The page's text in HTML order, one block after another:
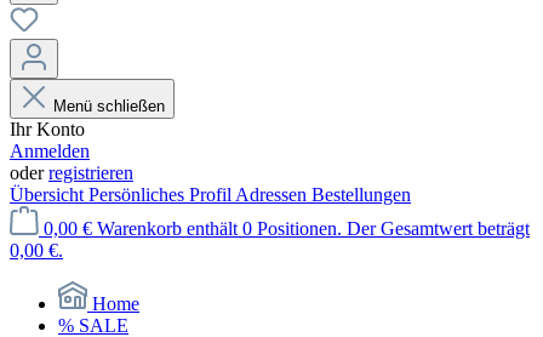
Menü schließen
Ihr Konto
Anmelden
oderregistrieren
Übersicht Persönliches Profil Adressen Bestellungen
0,00 € Warenkorb enthält 0 Positionen. Der Gesamtwert beträgt
0,00 €.
Home
% SALE